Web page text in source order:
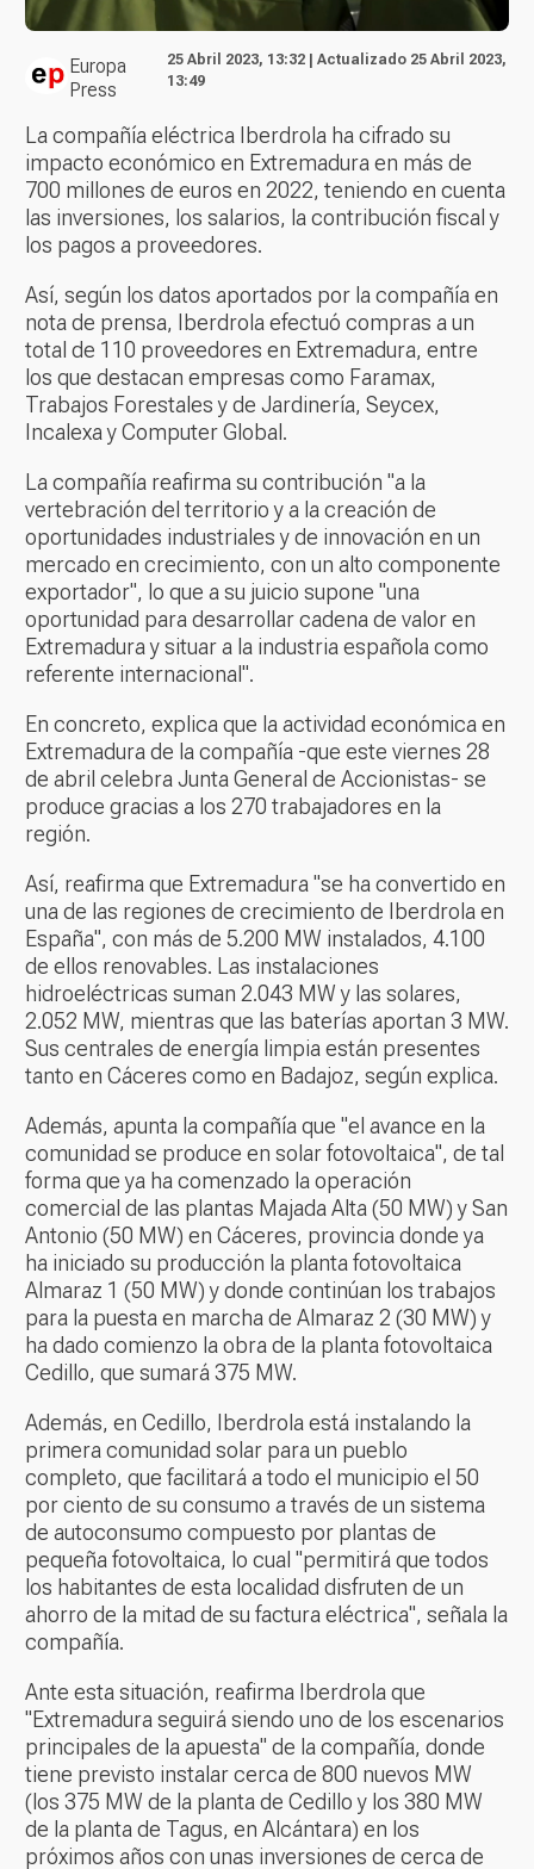
Europa
Press
25 Abril 2023, 13:32 | Actualizado 25 Abril 2023,
13:49
La compañía eléctrica Iberdrola ha cifrado su
impacto económico en Extremadura en más de
700 millones de euros en 2022, teniendo en cuenta
las inversiones, los salarios, la contribución fiscal y
los pagos a proveedores.
Así, según los datos aportados por la compañía en
nota de prensa, Iberdrola efectuó compras a un
total de 110 proveedores en Extremadura, entre
los que destacan empresas como Faramax,
Trabajos Forestales y de Jardinería, Seycex,
Incalexa y Computer Global.
La compañía reafirma su contribución "a la
vertebración del territorio y a la creación de
oportunidades industriales y de innovación en un
mercado en crecimiento, con un alto componente
exportador", lo que a su juicio supone "una
oportunidad para desarrollar cadena de valor en
Extremadura y situar a la industria española como
referente internacional".
En concreto, explica que la actividad económica en
Extremadura de la compañía -que este viernes 28
de abril celebra Junta General de Accionistas- se
produce gracias a los 270 trabajadores en la
región.
Así, reafirma que Extremadura "se ha convertido en
una de las regiones de crecimiento de Iberdrola en
España", con más de 5.200 MW instalados, 4.100
de ellos renovables. Las instalaciones
hidroeléctricas suman 2.043 MW y las solares,
2.052 MW, mientras que las baterías aportan 3 MW.
Sus centrales de energía limpia están presentes
tanto en Cáceres como en Badajoz, según explica.
Además, apunta la compañía que "el avance en la
comunidad se produce en solar fotovoltaica", de tal
forma que ya ha comenzado la operación
comercial de las plantas Majada Alta (50 MW) y San
Antonio (50 MW) en Cáceres, provincia donde ya
ha iniciado su producción la planta fotovoltaica
Almaraz 1 (50 MW) y donde continúan los trabajos
para la puesta en marcha de Almaraz 2 (30 MW) y
ha dado comienzo la obra de la planta fotovoltaica
Cedillo, que sumará 375 MW.
Además, en Cedillo, Iberdrola está instalando la
primera comunidad solar para un pueblo
completo, que facilitará a todo el municipio el 50
por ciento de su consumo a través de un sistema
de autoconsumo compuesto por plantas de
pequeña fotovoltaica, lo cual "permitirá que todos
los habitantes de esta localidad disfruten de un
ahorro de la mitad de su factura eléctrica", señala la
compañía.
Ante esta situación, reafirma Iberdrola que
"Extremadura seguirá siendo uno de los escenarios
principales de la apuesta" de la compañía, donde
tiene previsto instalar cerca de 800 nuevos MW
(los 375 MW de la planta de Cedillo y los 380 MW
de la planta de Tagus, en Alcántara) en los
próximos años con unas inversiones de cerca de